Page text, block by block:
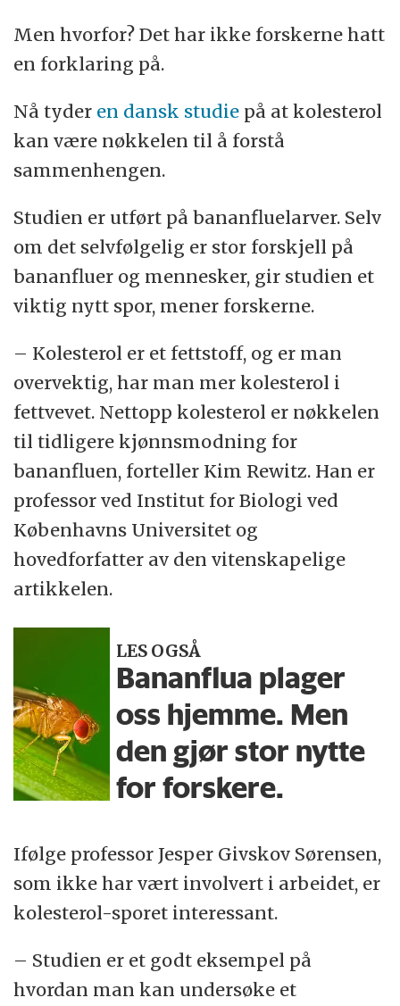
Men hvorfor? Det har ikke forskerne hatt
en forklaring på.
Nå tyder en dansk studie på at kolesterol
kan være nøkkelen til å forstå
sammenhengen.
Studien er utført på bananfluelarver. Selv
om det selvfølgelig er stor forskjell på
bananfluer og mennesker, gir studien et
viktig nytt spor, mener forskerne.
– Kolesterol er et fettstoff, og er man
overvektig, har man mer kolesterol i
fettvevet. Nettopp kolesterol er nøkkelen
til tidligere kjønnsmodning for
bananfluen, forteller Kim Rewitz. Han er
professor ved Institut for Biologi ved
Københavns Universitet og
hovedforfatter av den vitenskapelige
artikkelen.
LES OGSÅ
Bananflua plager
oss hjemme. Men
den gjør stor nytte
for forskere.
Ifølge professor Jesper Givskov Sørensen,
som ikke har vært involvert i arbeidet, er
kolesterol-sporet interessant.
– Studien er et godt eksempel på
hvordan man kan undersøke et